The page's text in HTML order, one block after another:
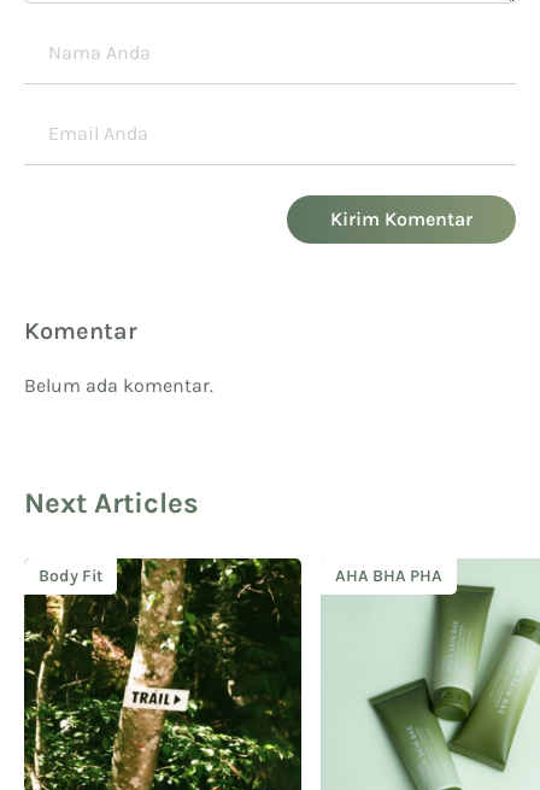
Kirim Komentar
Komentar
Belum ada komentar.
Next Articles
Body Fit AHA BHA PHA